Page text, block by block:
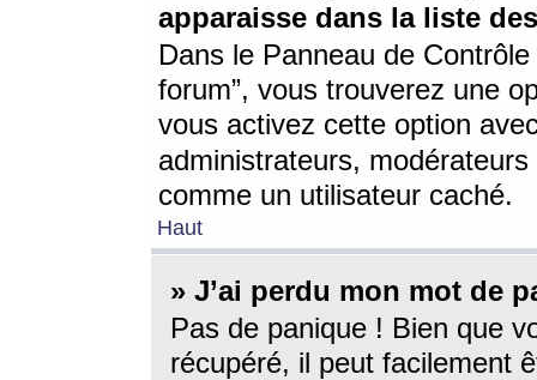
apparaisse dans la liste
Dans le Panneau de
forum”, vous trouverez une
vous activez cette option
administrateurs,
comme un utilisateur caché.
Haut
» J’ai perdu mon mot de
Pas de panique ! Bien que
récupéré, il peut facilement